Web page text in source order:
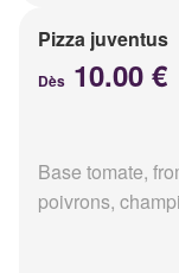
Pizza juventus
Dès 10.00 €
Base tomate,
poivrons,